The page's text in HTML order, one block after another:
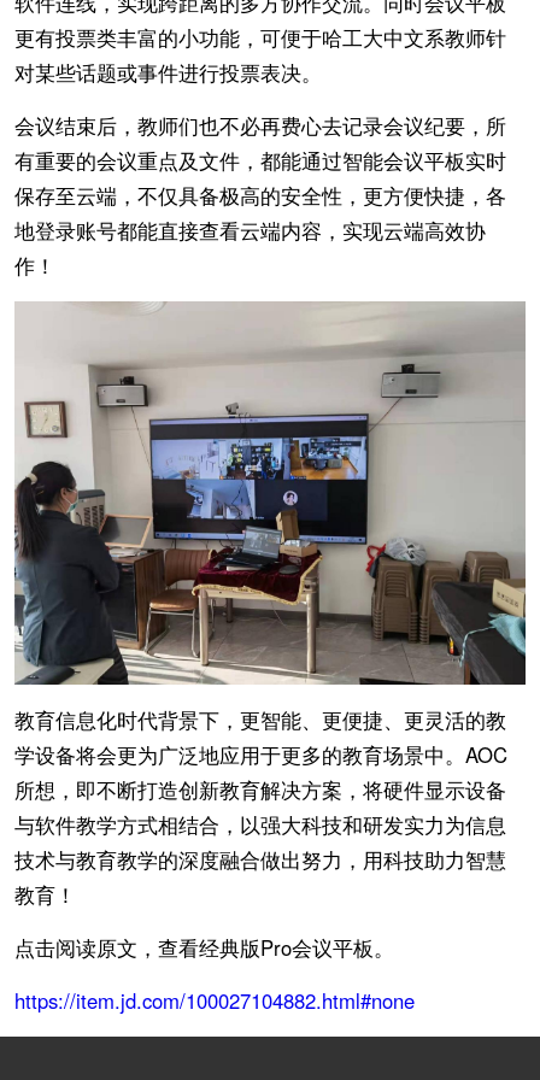
更有投票类丰富的小功能，可便于哈工大中文系教师针
对某些话题或事件进行投票表决。
会议结束后，教师们也不必再费心去记录会议纪要，所
有重要的会议重点及文件，都能通过智能会议平板实时
保存至云端，不仅具备极高的安全性，更方便快捷，各
地登录账号都能直接查看云端内容，实现云端高效协
作！
教育信息化时代背景下，更智能、更便捷、更灵活的教
学设备将会更为广泛地应用于更多的教育场景中。AOC
所想，即不断打造创新教育解决方案，将硬件显示设备
与软件教学方式相结合，以强大科技和研发实力为信息
技术与教育教学的深度融合做出努力，用科技助力智慧
教育！
点击阅读原文，查看经典版Pro会议平板。
https://item.jd.com/100027104882.html#none